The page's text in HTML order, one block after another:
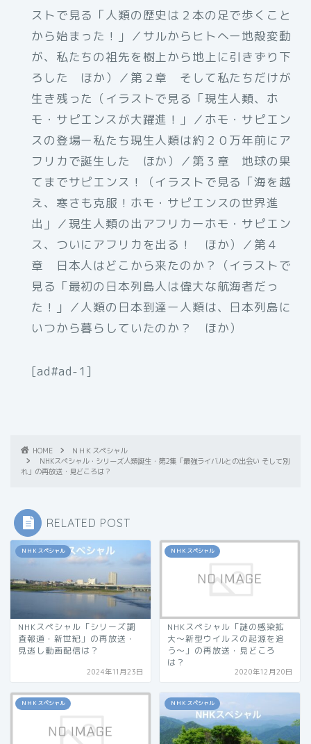
ストで見る「人類の歴史は２本の足で歩くこと
から始まった！」／サルからヒトへー地殻変動
が、私たちの祖先を樹上から地上に引きずり下
ろした ほか）／第２章 そして私たちだけが
生き残った（イラストで見る「現生人類、ホ
モ・サピエンスが大躍進！」／ホモ・サピエン
スの登場ー私たち現生人類は約２０万年前にア
フリカで誕生した ほか）／第３章 地球の果
てまでサピエンス！（イラストで見る「海を越
え、寒さも克服！ホモ・サピエンスの世界進
出」／現生人類の出アフリカーホモ・サピエン
ス、ついにアフリカを出る！ ほか）／第４
章 日本人はどこから来たのか？（イラストで
見る「最初の日本列島人は偉大な航海者だっ
た！」／人類の日本到達ー人類は、日本列島に
いつから暮らしていたのか？ ほか）
[ad#ad-1]
HOME
ＮＨＫスペシャル
NHKスペシャル・シリーズ人類誕生・第2集「最強ライバルとの出会い そして別
れ」の再放送・見どころは？
RELATED POST
ＮＨＫスペシャル
NHKスペシャル「シリーズ調
査報道・新世紀」の再放送・
見逃し動画配信は？
2024年11月23日
ＮＨＫスペシャル
NHKスペシャル「謎の感染拡
大～新型ウイルスの起源を追
う〜」の再放送・見どころ
は？
2020年12月20日
ＮＨＫスペシャル ＮＨＫスペシャル